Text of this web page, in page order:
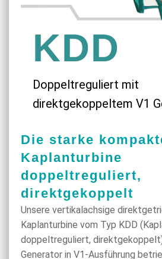
KDD
Doppeltreguliert mit
direktgekoppeltem V1
Die starke
Kaplanturbine
doppeltreguliert,
direktgekoppelt
Unsere vertikalachsige
Kaplanturbine vom Typ KDD
doppeltreguliert,
Generator in V1-Ausführung